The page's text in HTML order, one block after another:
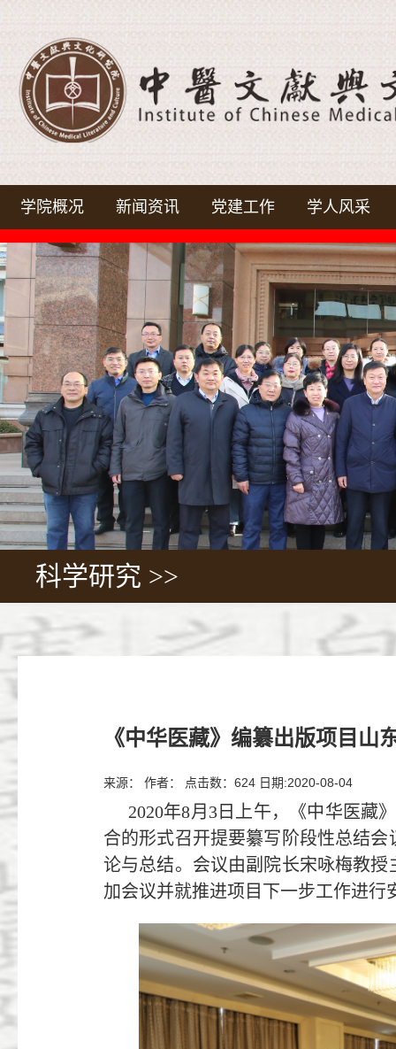
学院概况 新闻资讯 党建工作 学人风采
科学研究 >>
《中华医藏》编纂出版项目山
来源： 作者： 点击数： 624日期:2020-08-04
2020年8月3日上午，《中华医藏
合的形式召开提要纂写阶段性总结
论与总结。会议由副院长宋咏梅教
加会议并就推进项目下一步工作进行